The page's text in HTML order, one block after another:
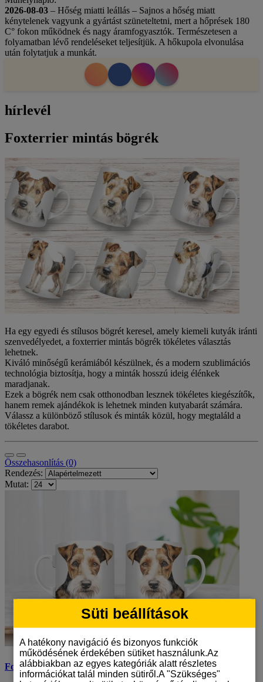
2026-08-03 – Hőség miatti leállás – Sajnos a hőség miatt
kénytelenek vagyunk a gyártást szüneteltetni, mert a hőprések 180
C° fokon működnek és nagy áramfogyasztók. Természetesen a
folyamatban lévő rendeléseket teljesítjük. A hőkupola elvonulása
után folytatjuk a munkát.
hírlevél
Foxterrier mintás bögrék
Ha egy egyedi és stílusos bögrét keresel, amely kiemeli kutyák iránti
szenvedélyedet, a foxterrier mintás bögrék tökéletes választás
lehetnek.
Kiváló minőségű kerámiából készülnek, és a modern szublimációs
technológia biztosítja, hogy a minták hosszú ideig élénkek
maradjanak.
Ezek a bögrék nem csak otthonodban lesznek tökéletes kiegészítők,
hanem remek ajándékok is lehetnek minden kutyabarát számára.
Válassz a különböző stílusok és minták közül, hogy megtaláld a
tökéletes darabot.
Összehasonlítás (0)
Rendezés:
Mutat:
Foxterrier mintás bögre
Süti beállítások
A hatékony navigáció és bizonyos funkciók
működésének érdekében sütiket használunk.Az
alábbiakban az egyes kategóriák alatt részletes
információkat talál minden sütiről.A "Szükséges"